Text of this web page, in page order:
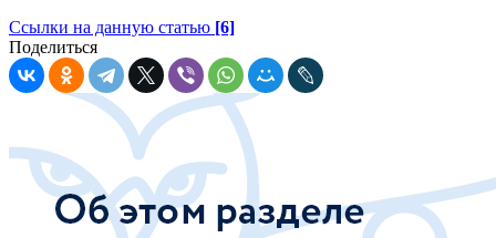
Ссылки на данную статью [6]
Поделиться